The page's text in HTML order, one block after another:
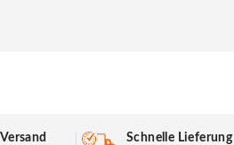
Schnelle Lieferung